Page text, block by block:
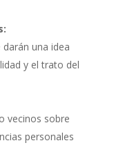
una idea
y el trato del
vecinos sobre
personales